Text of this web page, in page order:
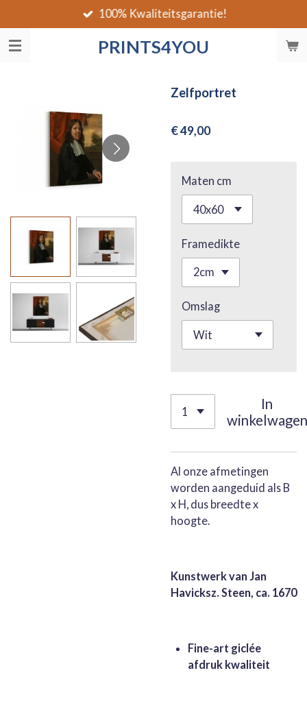
direct
naar
PRINTS4YOU
100% Kwaliteitsgarantie!
Zelfportret
€ 49,00
Maten cm
Framedikte
Omslag
In
winkelwagen
Al onze afmetingen
worden aangeduid als B
x H, dus breedte x
hoogte.
Kunstwerk van Jan
Havicksz. Steen, ca. 1670
Fine-art giclée
afdruk kwaliteit